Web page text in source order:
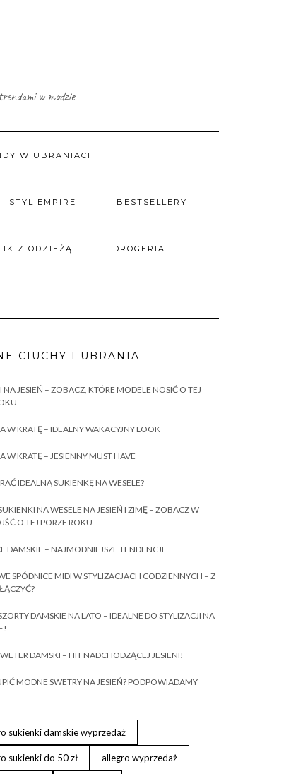
w modzie
W UBRANIACH
STYL EMPIRE BESTSELLERY
Z ODZIEŻĄ DROGERIA
CIUCHY I UBRANIA
NA JESIEŃ – ZOBACZ, KTÓRE MODELE NOSIĆ O TEJ
W KRATĘ – IDEALNY WAKACYJNY LOOK
W KRATĘ – JESIENNY MUST HAVE
IDEALNĄ SUKIENKĘ NA WESELE?
NA WESELE NA JESIEŃ I ZIMĘ – ZOBACZ W
O TEJ PORZE ROKU
DAMSKIE – NAJMODNIEJSZE TENDENCJE
SPÓDNICE MIDI W STYLIZACJACH CODZIENNYCH – Z
DAMSKIE NA LATO – IDEALNE DO STYLIZACJI NA
DAMSKI – HIT NADCHODZĄCEJ JESIENI!
MODNE SWETRY NA JESIEŃ? PODPOWIADAMY
sukienki damskie wyprzedaż
sukienki do 50 zł allegro wyprzedaż